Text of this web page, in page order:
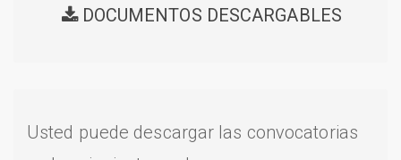
DOCUMENTOS DESCARGABLES
Usted puede descargar las convocatorias